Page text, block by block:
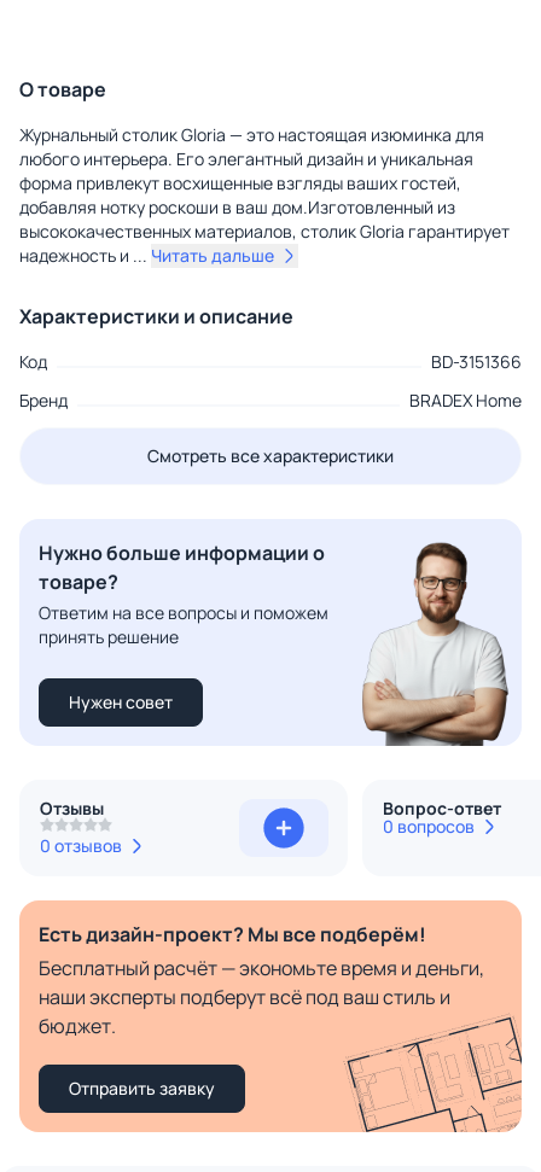
О товаре
Журнальный столик Gloria — это настоящая изюминка для
любого интерьера. Его элегантный дизайн и уникальная
форма привлекут восхищенные взгляды ваших гостей,
добавляя нотку роскоши в ваш дом.Изготовленный из
высококачественных материалов, столик Gloria гарантирует
надежность и ... Читать дальше
Характеристики и описание
Код
BD-3151366
Бренд
BRADEX Home
Смотреть все характеристики
Нужно больше информации о
товаре?
Ответим на все вопросы и поможем
принять решение
Нужен совет
Отзывы
0 отзывов
Вопрос-ответ
0 вопросов
Есть дизайн-проект? Мы все подберём!
Бесплатный расчёт — экономьте время и деньги,
наши эксперты подберут всё под ваш стиль и
бюджет.
Отправить заявку